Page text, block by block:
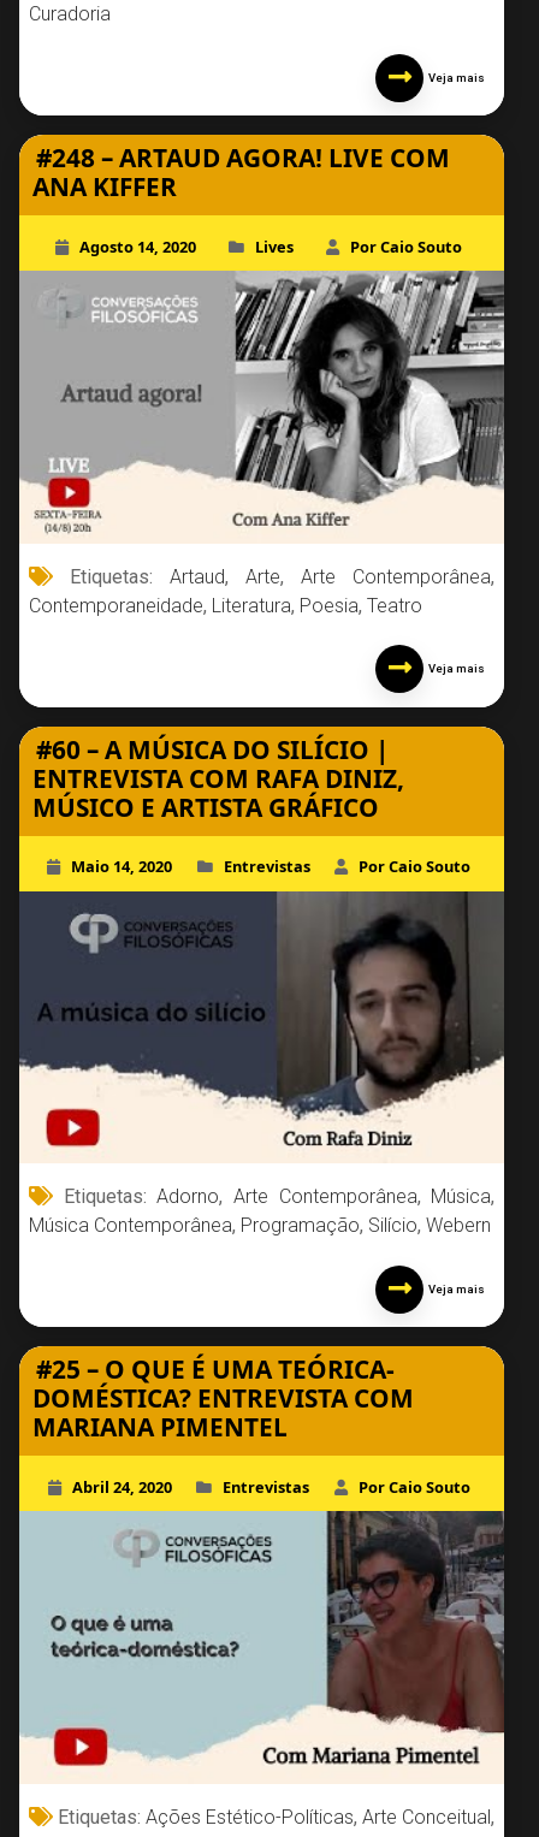
Curadoria
Veja mais
#248 – ARTAUD AGORA! LIVE COM
ANA KIFFER
Agosto 14, 2020 Lives Por Caio Souto
Etiquetas:Artaud,Arte,Arte Contemporânea,
Contemporaneidade, Literatura, Poesia, Teatro
Veja mais
#60 – A MÚSICA DO SILÍCIO |
ENTREVISTA COM RAFA DINIZ,
MÚSICO E ARTISTA GRÁFICO
Maio 14, 2020 Entrevistas Por Caio Souto
Etiquetas:Adorno, Arte Contemporânea, Música,
Música Contemporânea, Programação, Silício, Webern
Veja mais
#25 – O QUE É UMA TEÓRICA-
DOMÉSTICA? ENTREVISTA COM
MARIANA PIMENTEL
Abril 24, 2020 Entrevistas Por Caio Souto
Etiquetas:Ações Estético-Políticas,Arte Conceitual,